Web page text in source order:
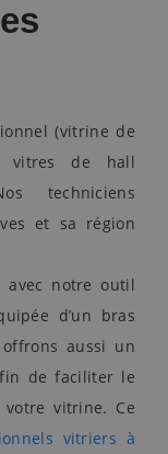
(vitrine de
vitres de hall
techniciens
et sa région
avec notre outil
d’un bras
aussi un
de faciliter le
vitrine. Ce
vitriers à